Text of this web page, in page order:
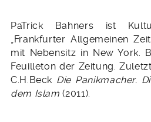
PaTrick Bahners ist
„Frankfurter Allgemeinen
mit Nebensitz in New York.
Feuilleton der Zeitung.
C.H.Beck Die Panikmacher.
dem Islam(2011).